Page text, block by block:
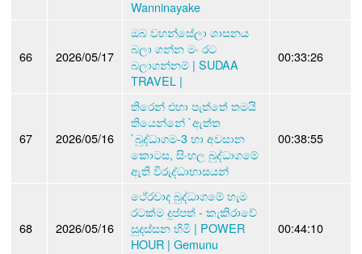
Wanninayake
66 2026/05/17
ඔබ වහන්සේලා ශාසනය
බලා ගන්න මං රට
බලාගන්නම් | SUDAA
TRAVEL |
00:33:26
67 2026/05/16
තිරෙන් එහා පැත්තේ තමයි
තියෙන්නේ `ඇත්ත
`බුද්ධාගම-3 හා අවසාන
කොටස, සිංහල බුද්ධාගමේ
ඇති විරුද්ධාභාසයන්
00:38:55
68 2026/05/16
ථේරවාද බුද්ධාගමේ හැම
රටක්ම දුප්පත් - කැකිරාවේ
සුදස්සන හිමි | POWER
HOUR | Gemunu
00:44:10